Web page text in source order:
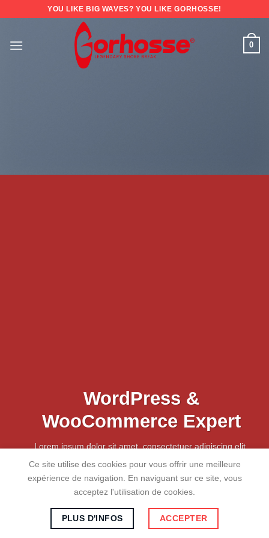
YOU LIKE BIG WAVES? YOU LIKE GORHOSSE!
0
WordPress &
WooCommerce Expert
Lorem ipsum dolor sit amet, consectetuer adipiscing elit.
Gorhosse
l'Union Européenne (MUE) N° : 019017499 | RCS : Angers N°
517 988 605
Ce site utilise des cookies pour vous offrir une meilleure
expérience de navigation. En naviguant sur ce site, vous
acceptez l'utilisation de cookies.
PLUS D'INFOS ACCEPTER